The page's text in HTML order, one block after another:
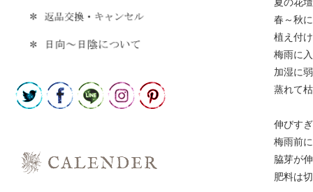
夏の花
春～秋
植え付
梅雨に
加湿に
蒸れて
伸びす
梅雨前
脇芽が
肥料は